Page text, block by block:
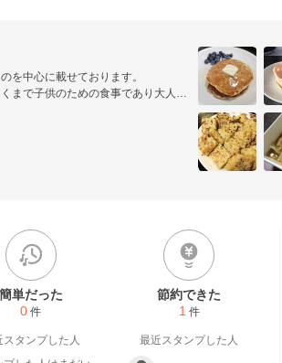
を中心に載せております。
まで子供のための食事であり大人向
簡単だった
0 件
スタンプした人
節約できた
1 件
最近スタンプした人